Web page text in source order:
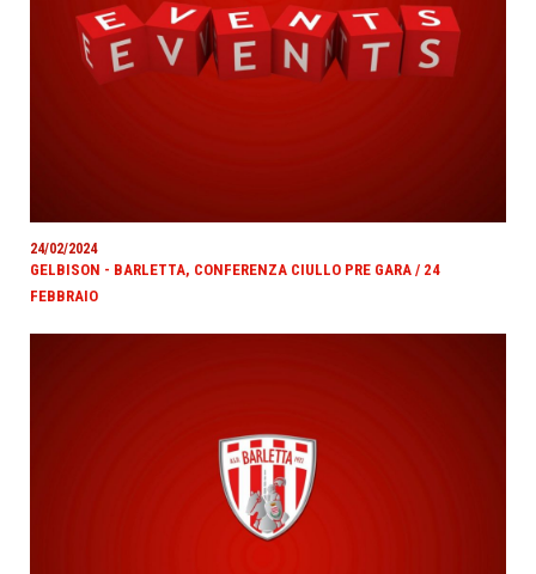
24/02/2024
GELBISON - BARLETTA, CONFERENZA CIULLO PRE GARA / 24
FEBBRAIO